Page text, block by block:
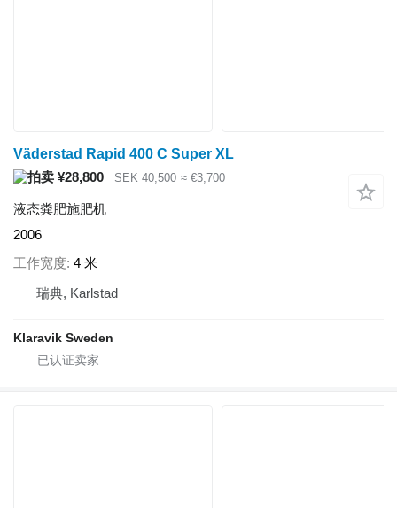
Väderstad Rapid 400 C Super XL
¥28,800
SEK 40,500 ≈ €3,700
液态粪肥施肥机
2006
工作宽度 4 米
瑞典, Karlstad
Klaravik Sweden